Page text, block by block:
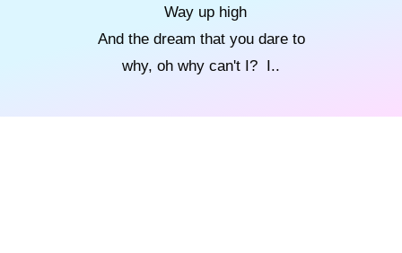
Way up high
And the dream that you dare to
why, oh why can't I? I..